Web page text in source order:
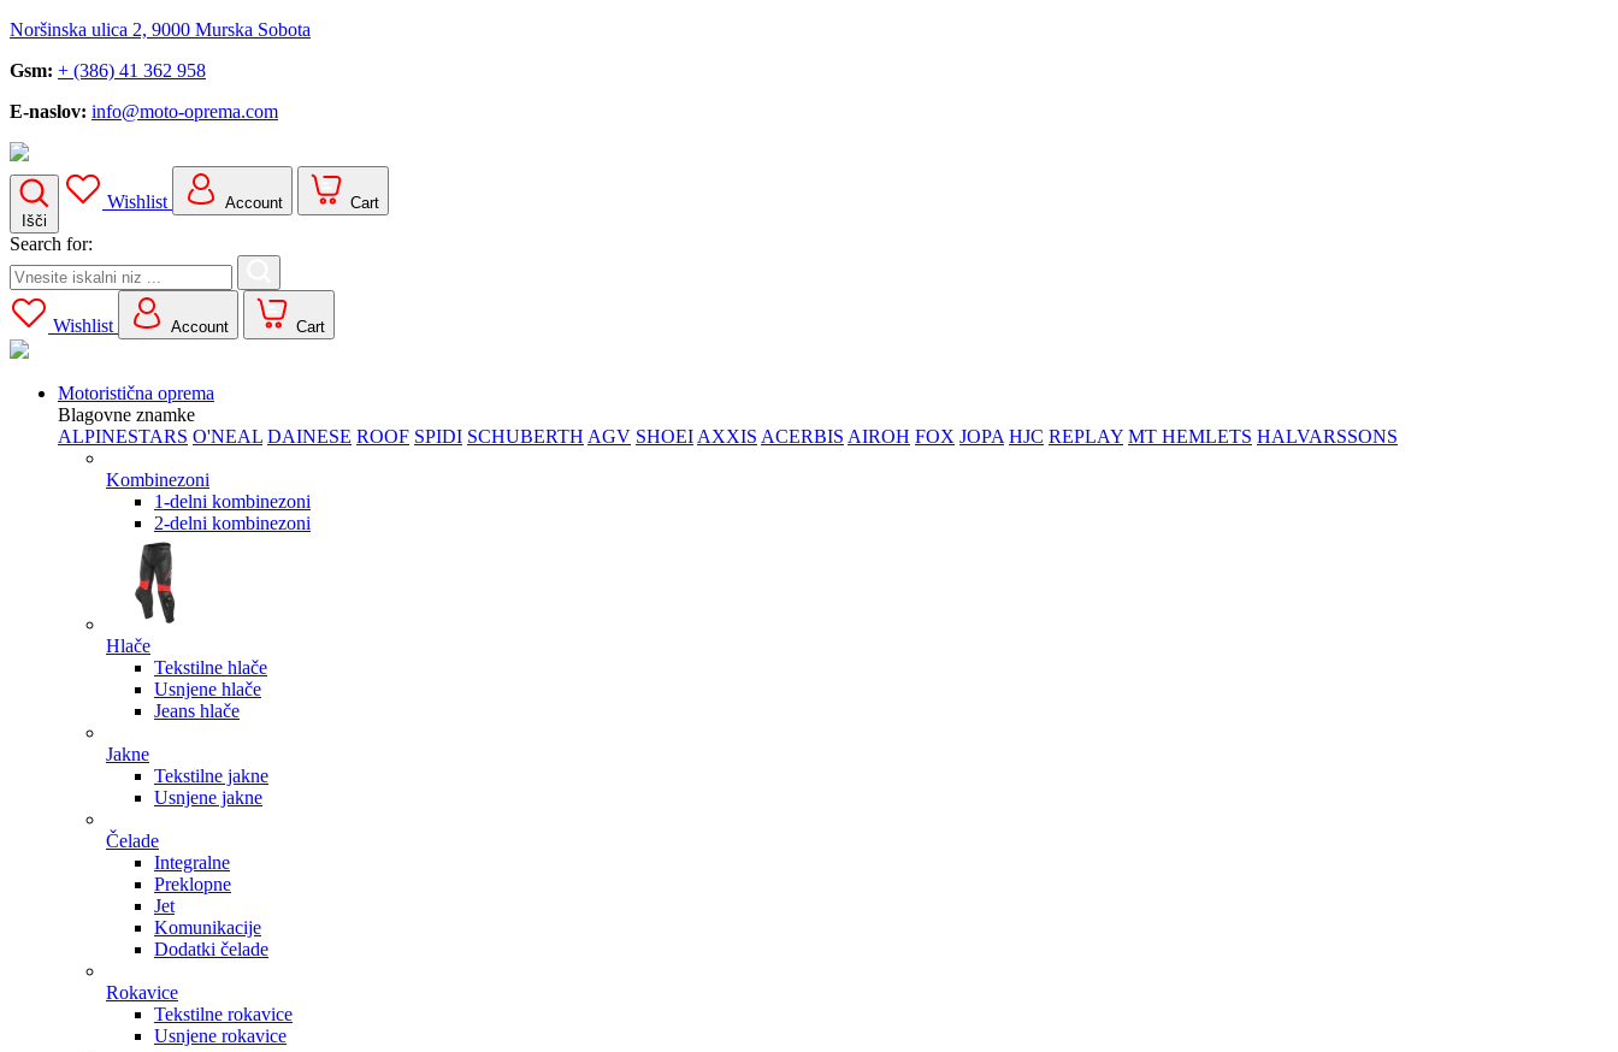
Noršinska ulica 2, 9000 Murska Sobota
Gsm: + (386) 41 362 958
E-naslov: info@moto-oprema.com
Išči
Wishlist Account Cart
Search for:
Wishlist Account Cart
Motoristična oprema
Blagovne znamke
ALPINESTARS O'NEAL DAINESE ROOF SPIDI SCHUBERTH AGV SHOEI AXXIS ACERBIS AIROH FOX JOPA HJC REPLAY MT HEMLETS HALVARSSONS
Kombinezoni
1-delni kombinezoni
2-delni kombinezoni
Hlače
Tekstilne hlače
Usnjene hlače
Jeans hlače
Jakne
Tekstilne jakne
Usnjene jakne
Čelade
Integralne
Preklopne
Jet
Komunikacije
Dodatki čelade
Rokavice
Tekstilne rokavice
Usnjene rokavice